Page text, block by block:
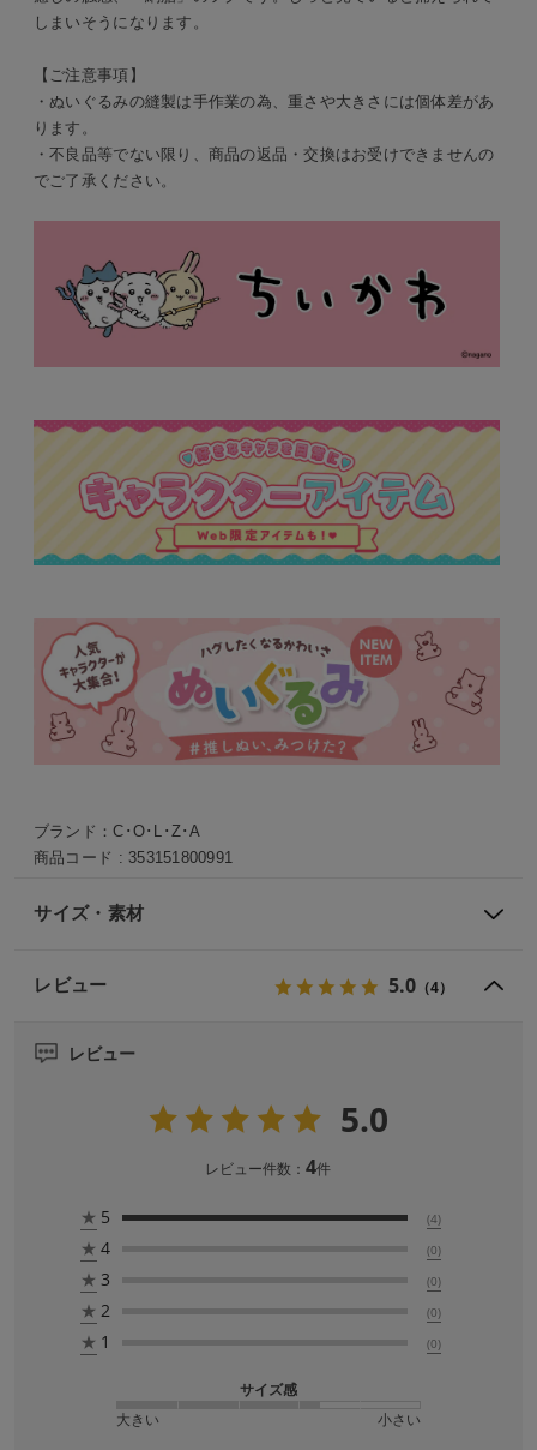
しまいそうになります。
【ご注意事項】
・ぬいぐるみの縫製は手作業の為、重さや大きさには個体差があ
ります。
・不良品等でない限り、商品の返品・交換はお受けできませんの
でご了承ください。
ブランド：C･O･L･Z･A
商品コード : 353151800991
サイズ・素材
レビュー 5.0 （4）
レビュー
5.0
レビュー件数：4件
★ 5 (4)
★ 4 (0)
★ 3 (0)
★ 2 (0)
★ 1 (0)
サイズ感
大きい
小さい